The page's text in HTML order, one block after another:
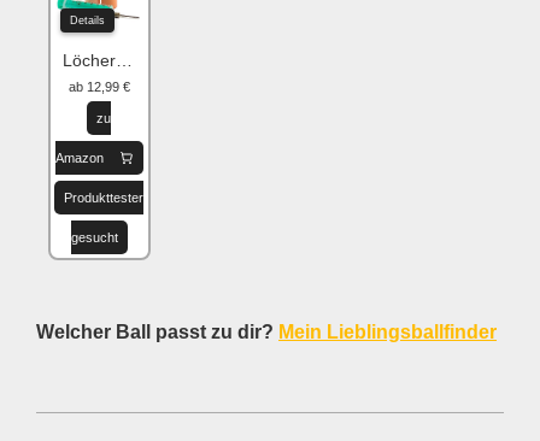
Details
Löcher flicken
ab 12,99 €
zu
Amazon
Produkttester
gesucht
Welcher Ball passt zu dir? Mein Lieblingsballfinder